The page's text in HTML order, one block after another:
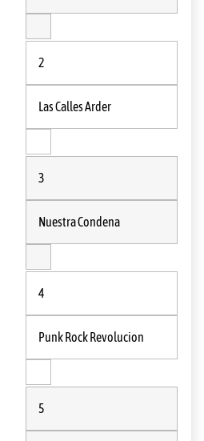
2
Las Calles Arder
3
Nuestra Condena
4
Punk Rock Revolucion
5